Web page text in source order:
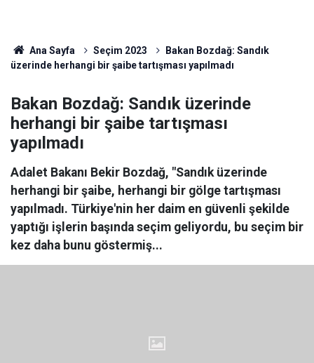
Ana Sayfa Seçim 2023
Bakan Bozdağ: Sandık
üzerinde herhangi bir şaibe tartışması yapılmadı
Bakan Bozdağ: Sandık üzerinde
herhangi bir şaibe tartışması
yapılmadı
Adalet Bakanı Bekir Bozdağ, "Sandık üzerinde
herhangi bir şaibe, herhangi bir gölge tartışması
yapılmadı. Türkiye'nin her daim en güvenli şekilde
yaptığı işlerin başında seçim geliyordu, bu seçim bir
kez daha bunu göstermiş...